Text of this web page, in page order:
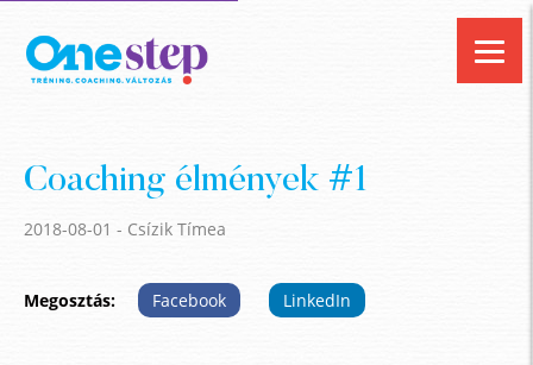
Coaching élmények #1
2018-08-01 - Csízik Tímea
Megosztás: Facebook LinkedIn